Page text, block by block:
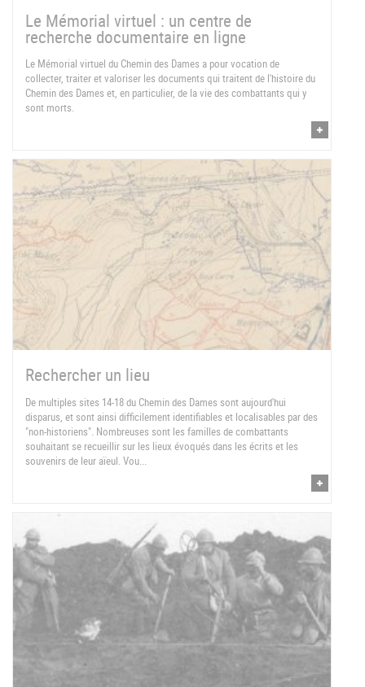
Le Mémorial virtuel : un centre de
recherche documentaire en ligne
Le Mémorial virtuel du Chemin des Dames a pour vocation de
collecter, traiter et valoriser les documents qui traitent de l'histoire du
Chemin des Dames et, en particulier, de la vie des combattants qui y
sont morts.
Rechercher un lieu
De multiples sites 14-18 du Chemin des Dames sont aujourd'hui
disparus, et sont ainsi difficilement identifiables et localisables par des
"non-historiens". Nombreuses sont les familles de combattants
souhaitant se recueillir sur les lieux évoqués dans les écrits et les
souvenirs de leur aïeul. Vou...